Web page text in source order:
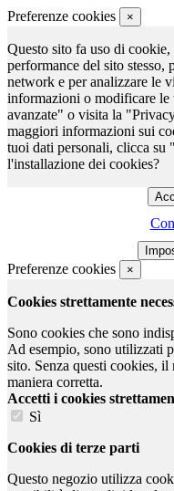
Preferenze cookies ×
Questo sito fa uso di
performance del sito stesso,
network e per analizzare le
informazioni o modificare le
avanzate" o visita la
maggiori informazioni sui
tuoi dati personali, clicca
l'installazione dei cookies?
Preferenze cookies ×
Cookies strettamente
Sono cookies che sono
Ad esempio, sono utilizzati
sito. Senza questi cookies,
maniera corretta.
Accetti i cookies
Sì
Cookies di terze parti
Questo negozio utilizza